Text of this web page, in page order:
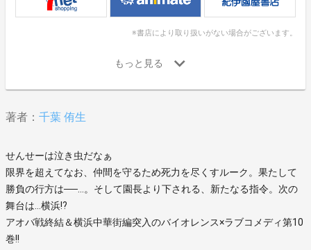
※書店により取り扱いがない場合がございます。
著者： 千葉 侑生
せんせーは泣き虫だなぁ
限界を超えてなお、仲間を守るため死力を尽くすルーク。果たして
勝負の行方は──…。そして園長より下される、新たなる指令。次の
舞台は…横浜!?
アオバ戦終結＆横浜中華街編突入のバイオレンス×ラブコメディ第10
巻!!